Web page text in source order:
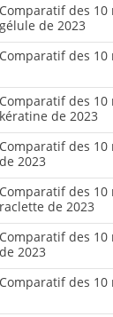
Comparatif des
gélule de 2023
Comparatif des 10
Comparatif des
kératine de 2023
Comparatif des
de 2023
Comparatif des
raclette de 2023
Comparatif des
de 2023
Comparatif des 10